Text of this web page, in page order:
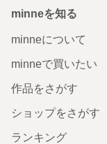
minneを知る
minneについて
minneで買いたい
作品をさがす
ショップをさがす
ランキング